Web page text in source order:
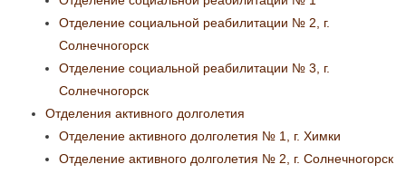
Отделение социальной реабилитации № 2, г.
Солнечногорск
Отделение социальной реабилитации № 3, г.
Солнечногорск
Отделения активного долголетия
Отделение активного долголетия № 1, г. Химки
Отделение активного долголетия № 2, г. Солнечногорск